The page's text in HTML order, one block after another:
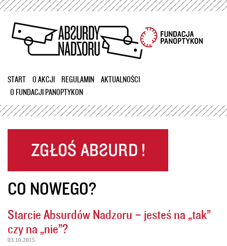
Przejdź
treści
START O AKCJI REGULAMIN
AKTUALNOŚCI
O FUNDACJI PANOPTYKON
CO NOWEGO?
Starcie Absurdów Nadzoru – jesteś na „tak”
czy na „nie”?
03.10.2015